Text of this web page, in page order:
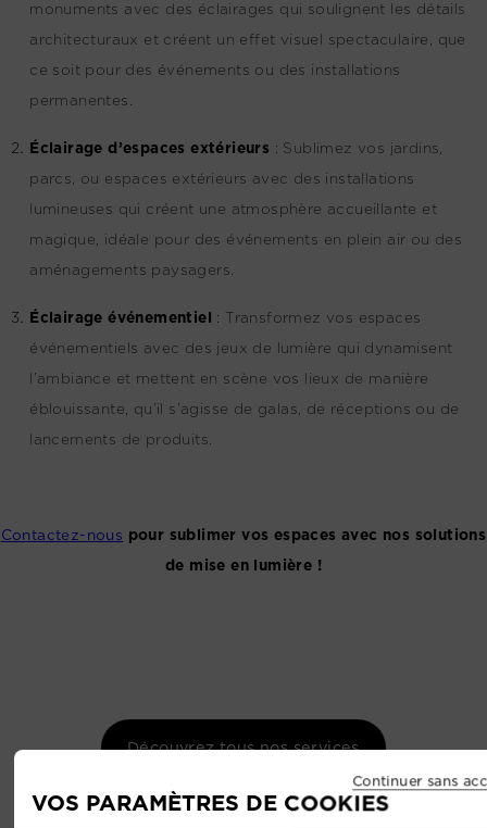
monuments avec des éclairages qui soulignent les détails
architecturaux et créent un effet visuel spectaculaire, que
ce soit pour des événements ou des installations
permanentes.
Éclairage d’espaces extérieurs : Sublimez vos jardins,
parcs, ou espaces extérieurs avec des installations
lumineuses qui créent une atmosphère accueillante et
magique, idéale pour des événements en plein air ou des
aménagements paysagers.
Éclairage événementiel : Transformez vos espaces
événementiels avec des jeux de lumière qui dynamisent
l’ambiance et mettent en scène vos lieux de manière
éblouissante, qu’il s’agisse de galas, de réceptions ou de
lancements de produits.
Contactez-nous pour sublimer vos espaces avec nos solutions
de mise en lumière !
Découvrez tous nos services
VOS PARAMÈTRES DE COOKIES
Continuer sans